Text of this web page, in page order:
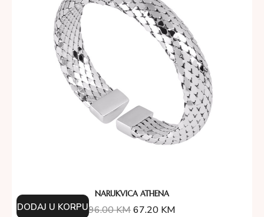
NARUKVICA ATHENA
96.00KM67.20 KM
DODAJ U KORPU